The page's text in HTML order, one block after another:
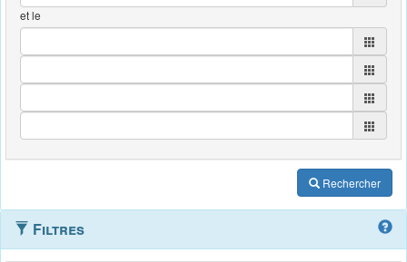
et le
Rechercher
Filtres